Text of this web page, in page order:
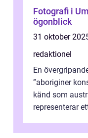
Fotografi i
ögonblick
31 oktober
redaktionel
En
”aboriginer
känd som
representerar